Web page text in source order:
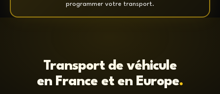
programmer votre transport.
Transport de véhicule
en France et en Europe.